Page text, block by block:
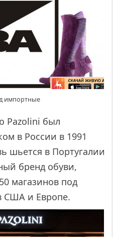
импортные
Pazolini был
в России в 1991
шьется в Португалии
бренд обуви,
магазинов под
США и Европе.